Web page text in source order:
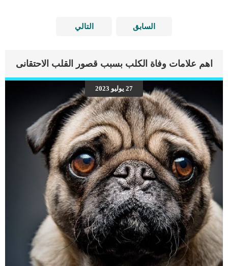
السابق التالي
اهم علامات وفاة الكلب بسبب قصور القلب الاحتقانى
27 يوليو 2023